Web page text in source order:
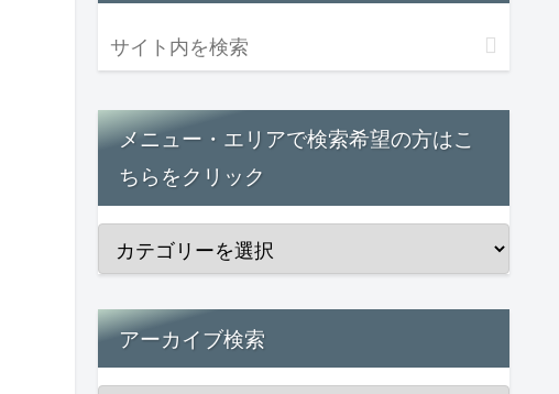
メニュー・エリアで検索希望の方はこ
ちらをクリック
アーカイブ検索